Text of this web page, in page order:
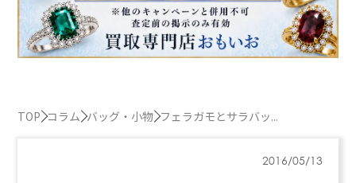
TOP コラム バッグ・小物 フェラガモとサラバッ...
2016/05/13